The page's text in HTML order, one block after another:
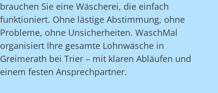
brauchen Sie eine Wäscherei, die einfach
funktioniert. Ohne lästige Abstimmung, ohne
Probleme, ohne Unsicherheiten. WaschMal
organisiert Ihre gesamte Lohnwäsche in
Greimerath bei Trier – mit klaren Abläufen und
einem festen Ansprechpartner.